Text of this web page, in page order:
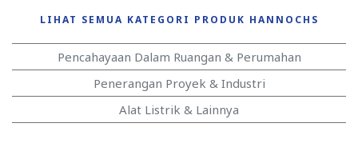
LIHAT SEMUA KATEGORI PRODUK HANNOCHS
Pencahayaan Dalam Ruangan & Perumahan
Penerangan Proyek & Industri
Alat Listrik & Lainnya